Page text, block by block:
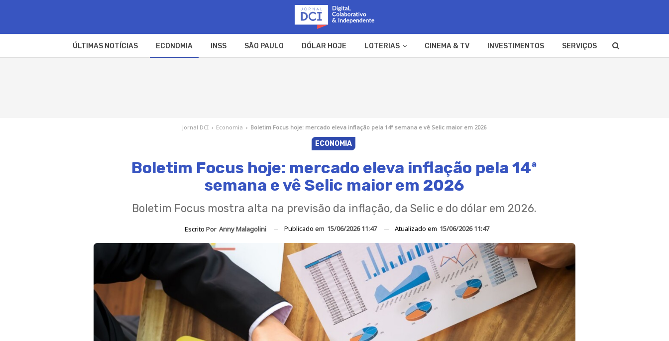
ÚLTIMAS NOTÍCIAS ECONOMIA INSS SÃO PAULO DÓLAR HOJE LOTERIAS CINEMA & TV INVESTIMENTOS SERVIÇOS
Jornal DCI › Economia › Boletim Focus hoje: mercado eleva inflação pela 14ª semana e vê Selic maior em 2026
ECONOMIA
Boletim Focus hoje: mercado eleva inflação pela 14ª
semana e vê Selic maior em 2026
Boletim Focus mostra alta na previsão da inflação, da Selic e do dólar em 2026.
Escrito Por Anny Malagolini Publicado em 15/06/2026 11:47 Atualizado em 15/06/2026 11:47